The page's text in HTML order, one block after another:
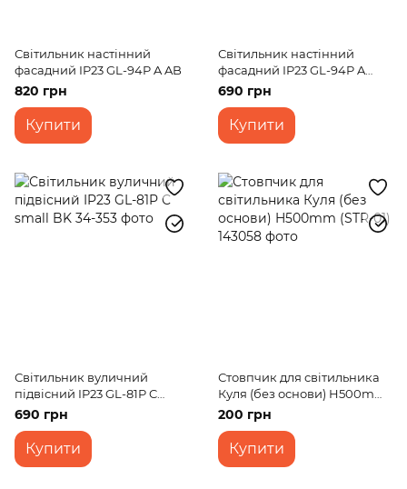
Світильник настінний
фасадний IP23 GL-94P A AB
820 грн
Купити
Світильник настінний
фасадний IP23 GL-94P A
small AB
690 грн
Купити
Світильник вуличний
підвісний IP23 GL-81P C
small BK
690 грн
Купити
Стовпчик для світильника
Куля (без основи) H500mm
(STR-01)
200 грн
Купити